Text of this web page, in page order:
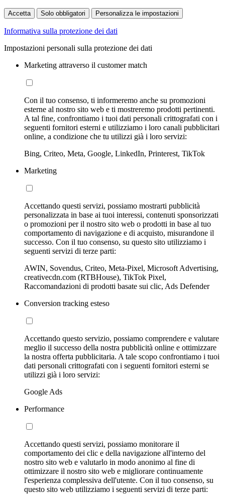
Accetta Solo obbligatori Personalizza le impostazioni
Informativa sulla protezione dei dati
Impostazioni personali sulla protezione dei dati
Marketing attraverso il customer match
Con il tuo consenso, ti informeremo anche su promozioni
esterne al nostro sito web e ti mostreremo prodotti pertinenti.
A tal fine, confrontiamo i tuoi dati personali crittografati con i
seguenti fornitori esterni e utilizziamo i loro canali pubblicitari
online, a condizione che tu utilizzi già i loro servizi:
Bing, Criteo, Meta, Google, LinkedIn, Printerest, TikTok
Marketing
Accettando questi servizi, possiamo mostrarti pubblicità
personalizzata in base ai tuoi interessi, contenuti sponsorizzati
o promozioni per il nostro sito web o prodotti in base al tuo
comportamento di navigazione e di acquisto, misurandone il
successo. Con il tuo consenso, su questo sito utilizziamo i
seguenti servizi di terze parti:
AWIN, Sovendus, Criteo, Meta-Pixel, Microsoft Advertising,
creativecdn.com (RTBHouse), TikTok Pixel,
Raccomandazioni di prodotti basate sui clic, Ads Defender
Conversion tracking esteso
Accettando questo servizio, possiamo comprendere e valutare
meglio il successo della nostra pubblicità online e ottimizzare
la nostra offerta pubblicitaria. A tale scopo confrontiamo i tuoi
dati personali crittografati con i seguenti fornitori esterni se
utilizzi già i loro servizi:
Google Ads
Performance
Accettando questi servizi, possiamo monitorare il
comportamento dei clic e della navigazione all'interno del
nostro sito web e valutarlo in modo anonimo al fine di
ottimizzare il nostro sito web e migliorare continuamente
l'esperienza complessiva dell'utente. Con il tuo consenso, su
questo sito web utilizziamo i seguenti servizi di terze parti: